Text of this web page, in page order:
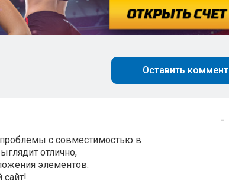
Оставить
-
с совместимостью в
отлично,
элементов.
сайт!